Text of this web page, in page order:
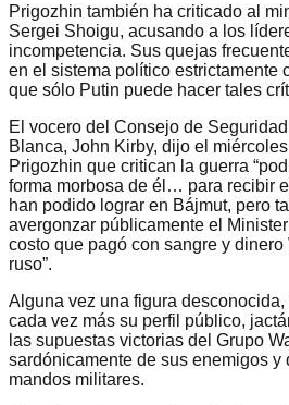
Prigozhin también ha criticado al
Sergei Shoigu, acusando a los
incompetencia. Sus quejas
en el sistema político estrictamente
que sólo Putin puede hacer tales
El vocero del Consejo de
Blanca, John Kirby, dijo el
Prigozhin que critican la guerra
forma morbosa de él… para recibir
han podido lograr en Bájmut, pero
avergonzar públicamente el
costo que pagó con sangre y
ruso”.
Alguna vez una figura
cada vez más su perfil público,
las supuestas victorias del Grupo
sardónicamente de sus enemigos
mandos militares.